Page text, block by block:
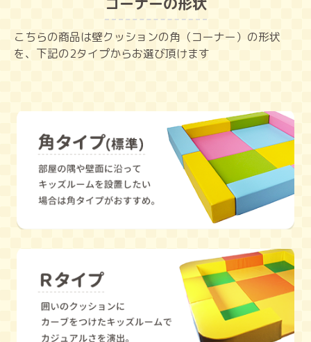
こちらの商品は壁クッションの角（コーナー）の形状
を、下記の2タイプからお選び頂けます